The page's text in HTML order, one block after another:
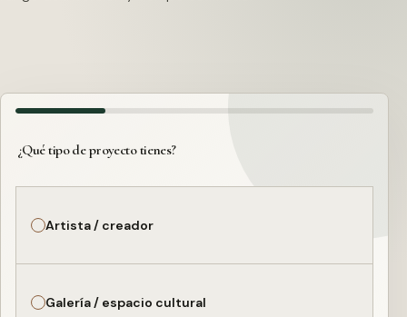
¿Qué tipo de proyecto tienes?
Artista / creador
Galería / espacio cultural